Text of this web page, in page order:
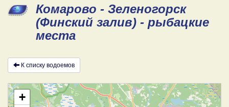
Комарово - Зеленогорск
(Финский залив) - рыбацкие
места
К списку водоемов
+